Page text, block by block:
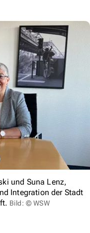
und Suna Lenz,
Integration der Stadt
Bild: © WSW